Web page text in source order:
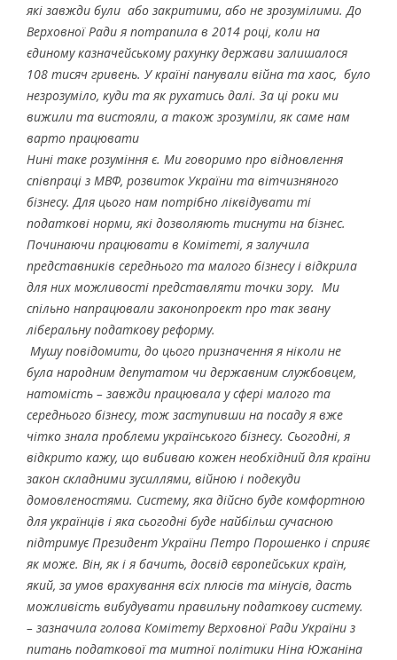
які завжди були або закритими, або не зрозумілими. До
Верховної Ради я потрапила в 2014 році, коли на
єдиному казначейському рахунку держави залишалося
108 тисяч гривень. У країні панували війна та хаос, було
незрозуміло, куди та як рухатись далі. За ці роки ми
вижили та вистояли, а також зрозуміли, як саме нам
варто працювати
Нині таке розуміння є. Ми говоримо про відновлення
співпраці з МВФ, розвиток України та вітчизняного
бізнесу. Для цього нам потрібно ліквідувати ті
податкові норми, які дозволяють тиснути на бізнес.
Починаючи працювати в Комітеті, я залучила
представників середнього та малого бізнесу і відкрила
для них можливості представляти точки зору. Ми
спільно напрацювали законопроект про так звану
ліберальну податкову реформу.
Мушу повідомити, до цього призначення я ніколи не
була народним депутатом чи державним службовцем,
натомість – завжди працювала у сфері малого та
середнього бізнесу, тож заступивши на посаду я вже
чітко знала проблеми українського бізнесу. Сьогодні, я
відкрито кажу, що вибиваю кожен необхідний для країни
закон складними зусиллями, війною і подекуди
домовленостями. Систему, яка дійсно буде комфортною
для українців і яка сьогодні буде найбільш сучасною
підтримує Президент України Петро Порошенко і сприяє
як може. Він, як і я бачить, досвід європейських країн,
який, за умов врахування всіх плюсів та мінусів, дасть
можливість вибудувати правильну податкову систему.
– зазначила голова Комітету Верховної Ради України з
питань податкової та митної політики Ніна Южаніна